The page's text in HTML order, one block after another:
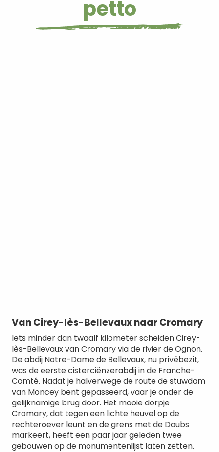
petto
Van Cirey-lès-Bellevaux naar Cromary
Iets minder dan twaalf kilometer scheiden Cirey-
lès-Bellevaux van Cromary via de rivier de Ognon.
De abdij Notre-Dame de Bellevaux, nu privébezit,
was de eerste cisterciënzerabdij in de Franche-
Comté. Nadat je halverwege de route de stuwdam
van Moncey bent gepasseerd, vaar je onder de
gelijknamige brug door. Het mooie dorpje
Cromary, dat tegen een lichte heuvel op de
rechteroever leunt en de grens met de Doubs
markeert, heeft een paar jaar geleden twee
gebouwen op de monumentenlijst laten zetten.